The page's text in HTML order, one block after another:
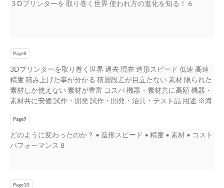
３Dプリンターを 取り巻く世界 使われ方の進化を知る！ 6
Page8
3Dプリンターを取り巻く世界 過去 現在 造形スピード 低速 高速
精度 積み上げた事が分かる 積層段差が目立たない 素材 限られた
素材しか使えない 素材が豊富 コスパ 機器・素材共に高額 機器・
素材共に安価 試作・開発 試作・開発・治具・テスト品 用途 ※海
エンドビークル 7
Page9
どのように変わったのか？ • 造形スピード • 精度 • 素材 • コスト
パフォーマンス 8
Page10